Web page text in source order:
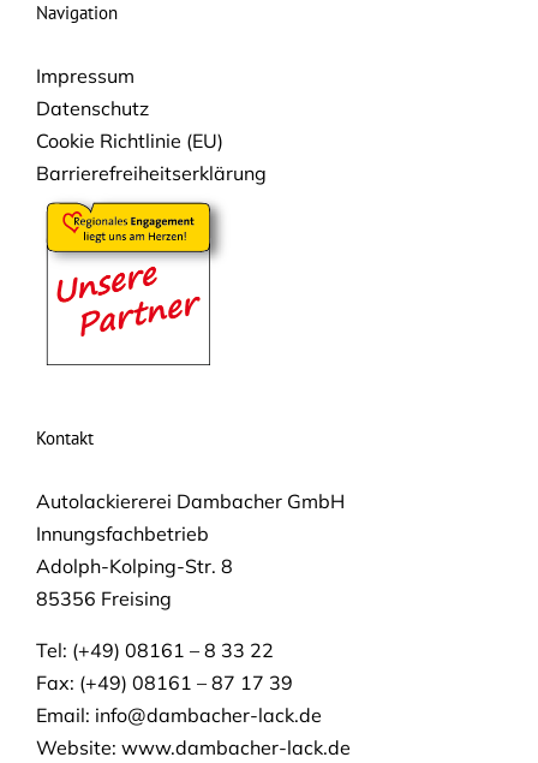
Navigation
Impressum
Datenschutz
Cookie Richtlinie (EU)
Barrierefreiheitserklärung
Kontakt
Autolackiererei Dambacher GmbH
Innungsfachbetrieb
Adolph-Kolping-Str. 8
85356 Freising
Tel: (+49) 08161 – 8 33 22
Fax: (+49) 08161 – 87 17 39
Email: info@dambacher-lack.de
Website: www.dambacher-lack.de